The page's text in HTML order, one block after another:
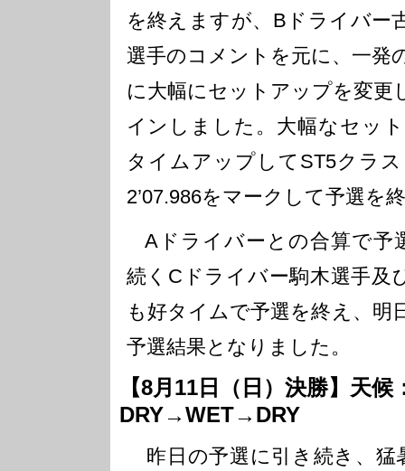
を終えますが、Bドライバー
選手のコメントを元に、一発
に大幅にセットアップを変更
インしました。大幅なセッ
タイムアップしてST5クラ
2’07.986をマークして予選を
Aドライバーとの合算で予
続くCドライバー駒木選手及
も好タイムで予選を終え、明
予選結果となりました。
【8月11日（日）決勝】天
DRY→WET→DRY
昨日の予選に引き続き、猛